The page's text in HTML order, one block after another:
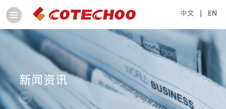
中文 | EN
新闻资讯